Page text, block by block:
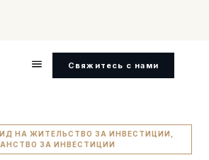
Свяжитесь с нами
НА ЖИТЕЛЬСТВО ЗА ИНВЕСТИЦИИ
ЗА ИНВЕСТИЦИИ